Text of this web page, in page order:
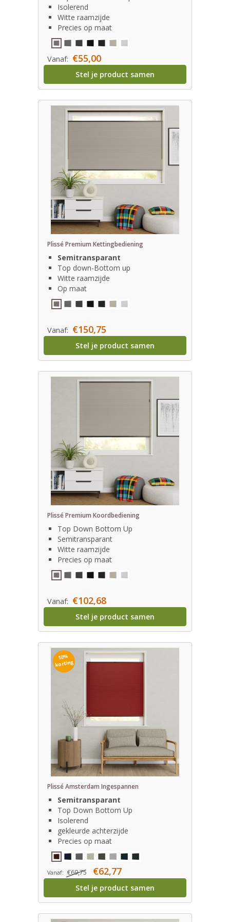
Isolerend
Witte raamzijde
Precies op maat
Vanaf: €55,00
Stel je product samen
Plissé Premium Kettingbediening
Semitransparant
Top down-Bottom up
Witte raamzijde
Op maat
Vanaf: €150,75
Stel je product samen
Plissé Premium Koordbediening
Top Down Bottom Up
Semitransparant
Witte raamzijde
Precies op maat
Vanaf: €102,68
Stel je product samen
10%
korting
Plissé Amsterdam Ingespannen
Semitransparant
Top Down Bottom Up
Isolerend
gekleurde achterzijde
Precies op maat
Vanaf: €69,75 €62,77
Stel je product samen